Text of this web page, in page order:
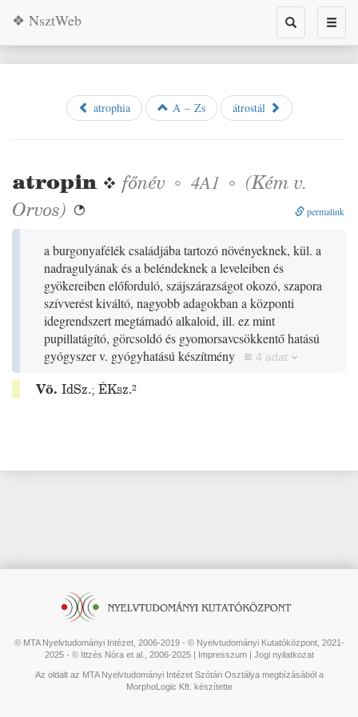
Toggle
search
❖ NsztWeb
atrophia A – Zs átrostál
atropin ❖ főnév ◦ 4A1 ◦ (Kém v.
Orvos)  permalink
a burgonyafélék családjába tartozó növényeknek, kül. a
nadragulyának és a beléndeknek a leveleiben és
gyökereiben előforduló, szájszárazságot okozó, szapora
szívverést kiváltó, nagyobb adagokban a központi
idegrendszert megtámadó alkaloid, ill. ez mint
pupillatágító, görcsoldó és gyomorsavcsökkentő hatású
gyógyszer v. gyógyhatású készítmény
4 adat
Vö. IdSz.; ÉKsz.²
© MTA Nyelvtudományi Intézet, 2006-2019 - © Nyelvtudományi Kutatóközpont, 2021-
2025 - © Ittzés Nóra et al., 2006-2025 | Impresszum| Jogi nyilatkozat
Az oldalt az MTA Nyelvtudományi Intézet Szótári Osztálya megbízásából a
MorphoLogic Kft. készítette